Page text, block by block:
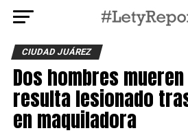
CIUDAD JUÁREZ
Dos hombres
resulta lesionado
en maquiladora